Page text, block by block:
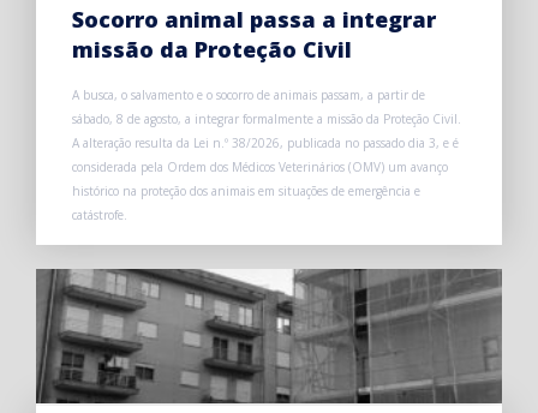
Socorro animal passa a integrar
missão da Proteção Civil
A busca, o salvamento e o socorro de animais passam, a partir de
sábado, 8 de agosto, a integrar formalmente a missão da Proteção Civil.
A alteração resulta da Lei n.º 38/2026, publicada no passado dia 3, e é
considerada pela Ordem dos Médicos Veterinários (OMV) um avanço
histórico na proteção dos animais em situações de emergência e
catástrofe.